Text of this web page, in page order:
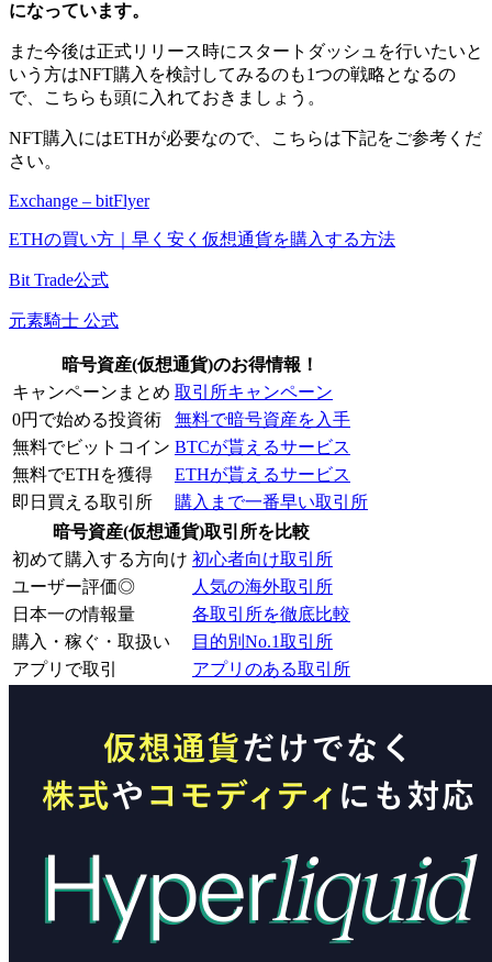
になっています。
また今後は正式リリース時にスタートダッシュを行いたいと
いう方はNFT購入を検討してみるのも1つの戦略となるの
で、こちらも頭に入れておきましょう。
NFT購入にはETHが必要なので、こちらは下記をご参考くだ
さい。
Exchange – bitFlyer
ETHの買い方｜早く安く仮想通貨を購入する方法
Bit Trade公式
元素騎士 公式
暗号資産(仮想通貨)のお得情報！
キャンペーンまとめ 取引所キャンペーン
0円で始める投資術
無料で暗号資産を入手
無料でビットコイン BTCが貰えるサービス
無料でETHを獲得
ETHが貰えるサービス
即日買える取引所
購入まで一番早い取引所
暗号資産(仮想通貨)取引所を比較
初めて購入する方向け 初心者向け取引所
ユーザー評価◎
人気の海外取引所
日本一の情報量
各取引所を徹底比較
購入・稼ぐ・取扱い
目的別No.1取引所
アプリで取引
アプリのある取引所